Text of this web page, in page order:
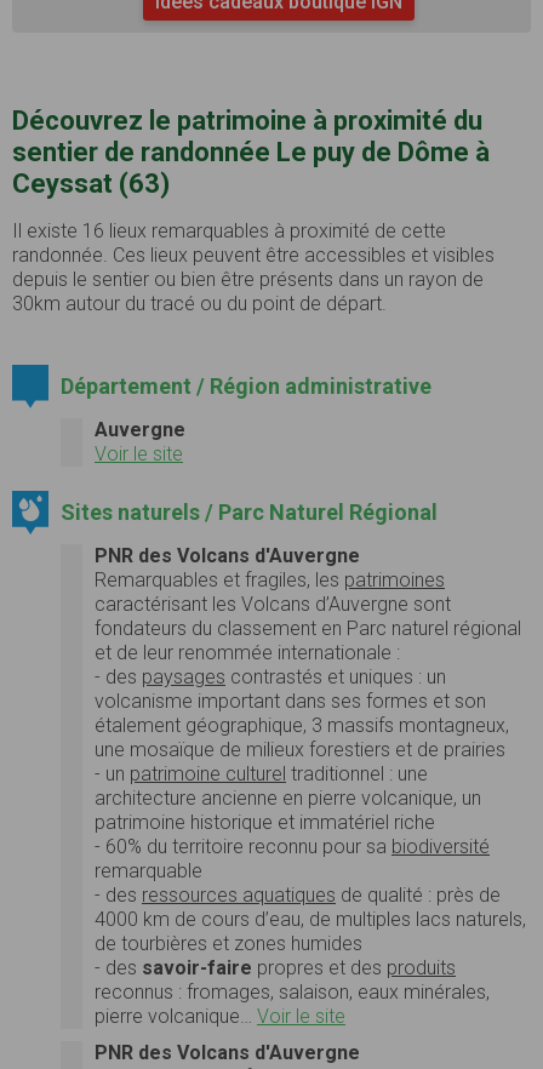
Découvrez le patrimoine à proximité du
sentier de randonnée Le puy de Dôme à
Ceyssat (63)
Il existe 16 lieux remarquables à proximité de cette
randonnée. Ces lieux peuvent être accessibles et visibles
depuis le sentier ou bien être présents dans un rayon de
30km autour du tracé ou du point de départ.
Département / Région administrative
Auvergne
Voir le site
Sites naturels / Parc Naturel Régional
PNR des Volcans d'Auvergne
Remarquables et fragiles, les patrimoines
caractérisant les Volcans d’Auvergne sont
fondateurs du classement en Parc naturel régional
et de leur renommée internationale :
- des paysages contrastés et uniques : un
volcanisme important dans ses formes et son
étalement géographique, 3 massifs montagneux,
une mosaïque de milieux forestiers et de prairies
- un patrimoine culturel traditionnel : une
architecture ancienne en pierre volcanique, un
patrimoine historique et immatériel riche
- 60% du territoire reconnu pour sa biodiversité
remarquable
- des ressources aquatiques de qualité : près de
4000 km de cours d’eau, de multiples lacs naturels,
de tourbières et zones humides
- des savoir-faire propres et des produits
reconnus : fromages, salaison, eaux minérales,
pierre volcanique… Voir le site
PNR des Volcans d'Auvergne